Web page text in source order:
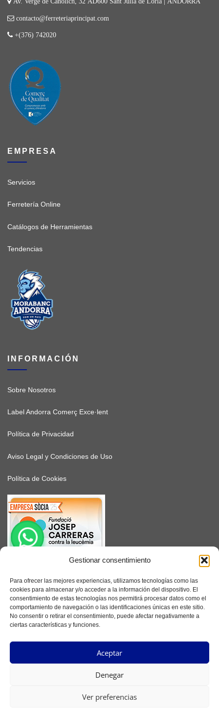
Gestionar consentimiento
Para ofrecer las mejores experiencias, utilizamos tecnologías como las
cookies para almacenar y/o acceder a la información del dispositivo. El
consentimiento de estas tecnologías nos permitirá procesar datos como el
comportamiento de navegación o las identificaciones únicas en este sitio.
No consentir o retirar el consentimiento, puede afectar negativamente a
ciertas características y funciones.
Aceptar
Denegar
Ver preferencias
contacto@ferreteriaprincipat.com
+(376) 742020
EMPRESA
Servicios
Ferretería Online
Catálogos de Herramientas
Tendencias
INFORMACIÓN
Sobre Nosotros
Label Andorra Comerç Exce·lent
Política de Privacidad
Aviso Legal y Condiciones de Uso
Política de Cookies
SUSCRÍBETE
Facebook
Instagram
YouTube
Copyright ©2022 Ferretería Principat - Todos los derechos reservados -